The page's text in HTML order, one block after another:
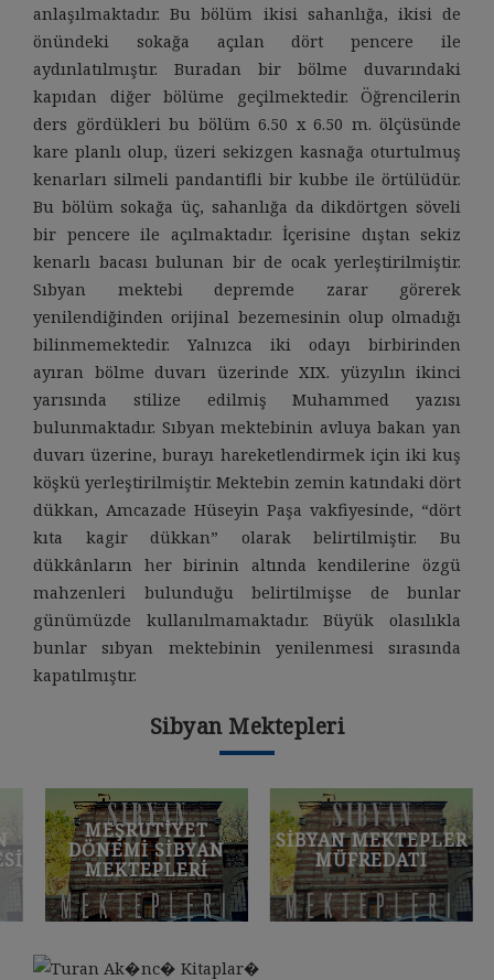
anlaşılmaktadır. Bu bölüm ikisi sahanlığa, ikisi de
önündeki sokağa açılan dört pencere ile
aydınlatılmıştır. Buradan bir bölme duvarındaki
kapıdan diğer bölüme geçilmektedir. Öğrencilerin
ders gördükleri bu bölüm 6.50 x 6.50 m. ölçüsünde
kare planlı olup, üzeri sekizgen kasnağa oturtulmuş
kenarları silmeli pandantifli bir kubbe ile örtülüdür.
Bu bölüm sokağa üç, sahanlığa da dikdörtgen söveli
bir pencere ile açılmaktadır. İçerisine dıştan sekiz
kenarlı bacası bulunan bir de ocak yerleştirilmiştir.
Sıbyan mektebi depremde zarar görerek
yenilendiğinden orijinal bezemesinin olup olmadığı
bilinmemektedir. Yalnızca iki odayı birbirinden
ayıran bölme duvarı üzerinde XIX. yüzyılın ikinci
yarısında stilize edilmiş Muhammed yazısı
bulunmaktadır. Sıbyan mektebinin avluya bakan yan
duvarı üzerine, burayı hareketlendirmek için iki kuş
köşkü yerleştirilmiştir. Mektebin zemin katındaki dört
dükkan, Amcazade Hüseyin Paşa vakfiyesinde, “dört
kıta kagir dükkan” olarak belirtilmiştir. Bu
dükkânların her birinin altında kendilerine özgü
mahzenleri bulunduğu belirtilmişse de bunlar
günümüzde kullanılmamaktadır. Büyük olasılıkla
bunlar sıbyan mektebinin yenilenmesi sırasında
kapatılmıştır.
Sibyan Mektepleri
MEŞRUTIYET
DÖNEMI SIBYAN
MEKTEPLERI
SIBYAN MEKTEPLER
MÜFREDATI